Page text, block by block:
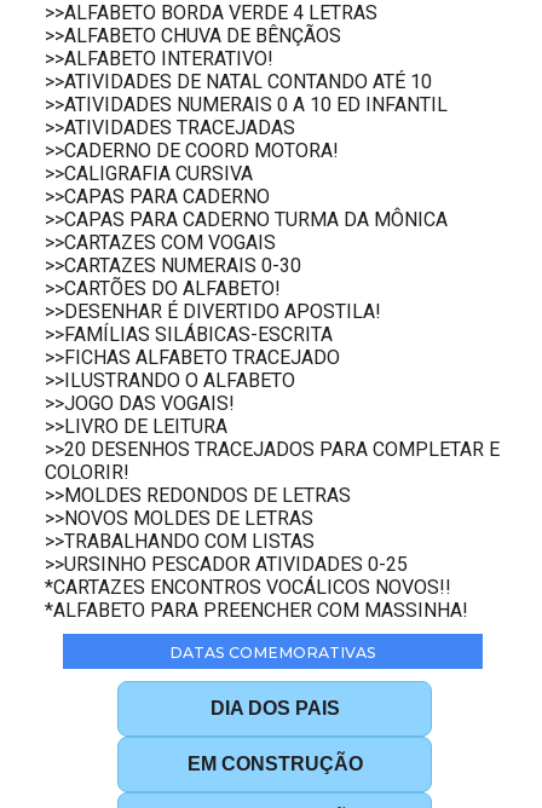
>>ALFABETO BORDA VERDE 4 LETRAS
>>ALFABETO CHUVA DE BÊNÇÃOS
>>ALFABETO INTERATIVO!
>>ATIVIDADES DE NATAL CONTANDO ATÉ 10
>>ATIVIDADES NUMERAIS 0 A 10 ED INFANTIL
>>ATIVIDADES TRACEJADAS
>>CADERNO DE COORD MOTORA!
>>CALIGRAFIA CURSIVA
>>CAPAS PARA CADERNO
>>CAPAS PARA CADERNO TURMA DA MÔNICA
>>CARTAZES COM VOGAIS
>>CARTAZES NUMERAIS 0-30
>>CARTÕES DO ALFABETO!
>>DESENHAR É DIVERTIDO APOSTILA!
>>FAMÍLIAS SILÁBICAS-ESCRITA
>>FICHAS ALFABETO TRACEJADO
>>ILUSTRANDO O ALFABETO
>>JOGO DAS VOGAIS!
>>LIVRO DE LEITURA
>>20 DESENHOS TRACEJADOS PARA COMPLETAR E
COLORIR!
>>MOLDES REDONDOS DE LETRAS
>>NOVOS MOLDES DE LETRAS
>>TRABALHANDO COM LISTAS
>>URSINHO PESCADOR ATIVIDADES 0-25
*CARTAZES ENCONTROS VOCÁLICOS NOVOS!!
*ALFABETO PARA PREENCHER COM MASSINHA!
DATAS COMEMORATIVAS
DIA DOS PAIS
EM CONSTRUÇÃO